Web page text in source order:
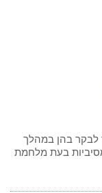
לבקר בהן במהלך
בעת מלחמת